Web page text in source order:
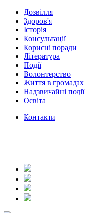
Дозвілля
Здоров'я
Історія
Консультації
Корисні поради
Література
Події
Волонтерство
Життя в громадах
Надзвичайні події
Освіта
Контакти